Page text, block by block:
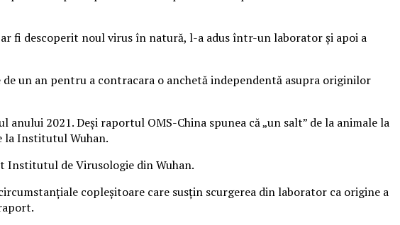
fi descoperit noul virus în natură, l-a adus într-un laborator și apoi a
un an pentru a contracara o anchetă independentă asupra originilor
2021. Deși raportul OMS-China spunea că „un salt” de la animale la
la Institutul Wuhan.
Institutul de Virusologie din Wuhan.
copleșitoare care susțin scurgerea din laborator ca origine a